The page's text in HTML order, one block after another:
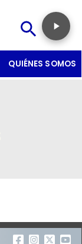
QUIÉNES SOMOS